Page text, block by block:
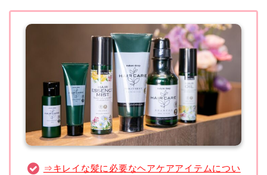
⇒キレイな髪に必要なヘアケアアイテムについ